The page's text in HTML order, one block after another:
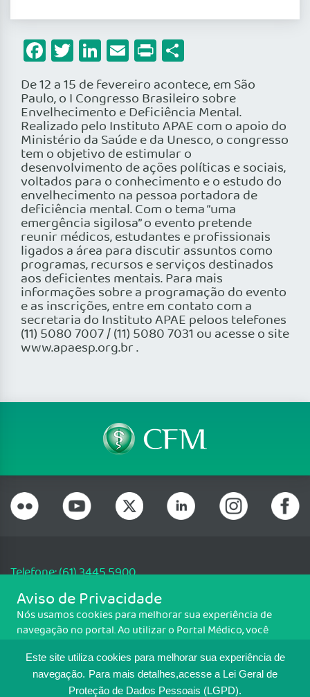
Este site utiliza cookies para melhorar sua experiência de
navegação. Para mais detalhes,acesse a Lei Geral de
Proteção de Dados Pessoais (LGPD).
Facebook
Twitter
LinkedIn
Email
Print
De 12 a 15 de fevereiro acontece, em São
Paulo, o I Congresso Brasileiro sobre
Envelhecimento e Deficiência Mental.
Realizado pelo Instituto APAE com o apoio do
Ministério da Saúde e da Unesco, o congresso
tem o objetivo de estimular o
desenvolvimento de ações políticas e sociais,
voltados para o conhecimento e o estudo do
envelhecimento na pessoa portadora de
deficiência mental. Com o tema “uma
emergência sigilosa” o evento pretende
reunir médicos, estudantes e profissionais
ligados a área para discutir assuntos como
programas, recursos e serviços destinados
aos deficientes mentais. Para mais
informações sobre a programação do evento
e as inscrições, entre em contato com a
secretaria do Instituto APAE peloos telefones
(11) 5080 7007 / (11) 5080 7031 ou acesse o site
www.apaesp.org.br .
Telefone: (61) 3445 5900
Email: cfm@portalmedico.org.br
SGAS 616, Conjunto D, Lote 115, L2 Sul, Brasília/DF - CEP: 70200-760 -
CNPJ: 33.583.550/0001-30
MAPA DO SITE
Aviso de Privacidade
Nós usamos cookies para melhorar sua experiência de
navegação no portal. Ao utilizar o Portal Médico, você
Para ter mais informações sobre como isso é feito, acesse
Política de cookies. Se você concorda, clique em ACEITO.